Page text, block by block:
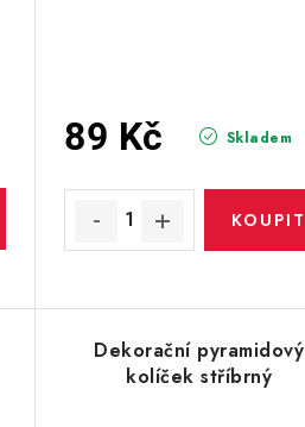
Skladem
89 Kč
Dekorační pyramidový
kolíček stříbrný